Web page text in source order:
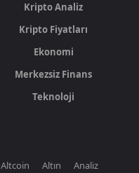
Kripto Analiz
Kripto Fiyatları
Ekonomi
Merkezsiz Finans
Teknoloji
Altcoin Altın
Analiz